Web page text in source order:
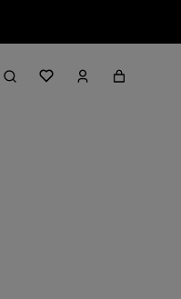
& Sort